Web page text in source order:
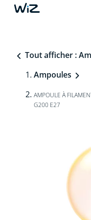
Tout afficher :
Ampoules
AMPOULE À
G200 E27